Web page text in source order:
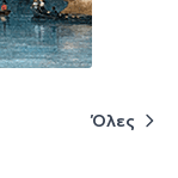
Όλες